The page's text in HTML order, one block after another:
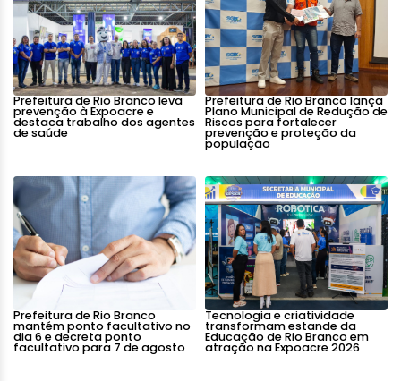
Prefeitura de Rio Branco leva
prevenção à Expoacre e
destaca trabalho dos agentes
de saúde
Prefeitura de Rio Branco lança
Plano Municipal de Redução de
Riscos para fortalecer
prevenção e proteção da
população
Prefeitura de Rio Branco
mantém ponto facultativo no
dia 6 e decreta ponto
facultativo para 7 de agosto
Tecnologia e criatividade
transformam estande da
Educação de Rio Branco em
atração na Expoacre 2026